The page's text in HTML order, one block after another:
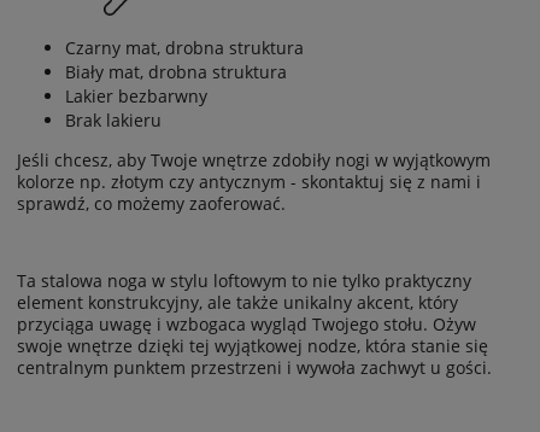
Czarny mat, drobna struktura
Biały mat, drobna struktura
Lakier bezbarwny
Brak lakieru
Jeśli chcesz, aby Twoje wnętrze zdobiły nogi w wyjątkowym
kolorze np. złotym czy antycznym - skontaktuj się z nami i
sprawdź, co możemy zaoferować.
Ta stalowa noga w stylu loftowym to nie tylko praktyczny
element konstrukcyjny, ale także unikalny akcent, który
przyciąga uwagę i wzbogaca wygląd Twojego stołu. Ożyw
swoje wnętrze dzięki tej wyjątkowej nodze, która stanie się
centralnym punktem przestrzeni i wywoła zachwyt u gości.